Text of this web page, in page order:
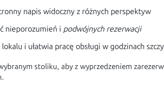
napis widoczny z różnych perspektyw
nieporozumień i podwójnych rezerwacji
i ułatwia pracę obsługi w godzinach
stoliku, aby z wyprzedzeniem